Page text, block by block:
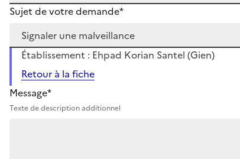
Sujet de votre demande*
Établissement : Ehpad Korian Santel (Gien)
Retour à la fiche
Message*
Texte de description additionnel